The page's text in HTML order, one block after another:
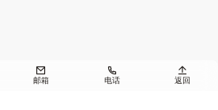

邮箱

电话

返回